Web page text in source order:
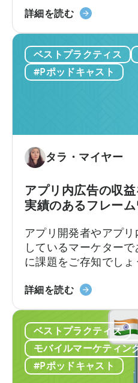
ン
エ
ン
サ
イ
ユ
ー
ザ
ー
獲
得
の
あ
り
方
を
再
定
義
携わってきた彼が、モ
の一つ、「ユニット
経済）」について、わ
くださいました。
詳細を読む「F2P
ム
の
ユ
コ
ミ
ク
ス
に
つ
い
収
の
高
い
フ
ベストプラクティス
#Pポッドキャスト
タラ・マイヤー
アプリ内広告の収
実績のあるフレー
アプリ開発者やアプ
しているマーケター
に課題をご存知でし
るにはどうすればよい
示されるのに、別の
8千ドルと表示される
メディエーションプラ
数字を報告しますが、
詳細を読む「ア
内
広
告
の
ベストプラクティス
モバイルマーケティン
#Pポッドキャスト